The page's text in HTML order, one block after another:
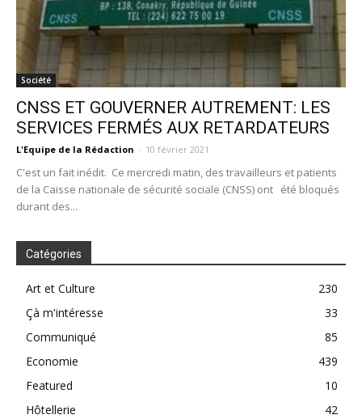
Société
CNSS ET GOUVERNER AUTREMENT: LES
SERVICES FERMÉS AUX RETARDATEURS
L'Equipe de la Rédaction - 10 février 2021
C'est un fait inédit. Ce mercredi matin, des travailleurs et patients
de la Caisse nationale de sécurité sociale (CNSS) ont été bloqués
durant des...
Catégories
Art et Culture
230
Çà m'intéresse
33
Communiqué
85
Economie
439
Featured
10
Hôtellerie
42